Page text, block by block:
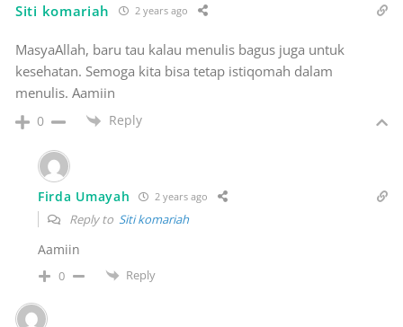
Siti komariah 2 years ago
MasyaAllah, baru tau kalau menulis bagus juga untuk
kesehatan. Semoga kita bisa tetap istiqomah dalam
menulis. Aamiin
0 Reply
Firda Umayah 2 years ago
Reply to Siti komariah
Aamiin
0 Reply